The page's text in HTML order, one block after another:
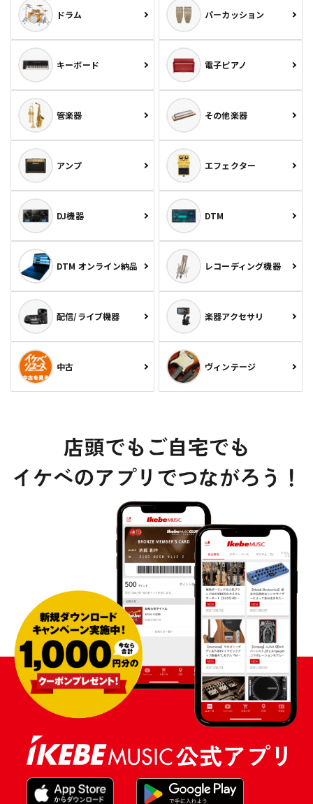
ドラム パーカッション
キーボード 電子ピアノ
管楽器 その他楽器
アンプ エフェクター
DJ機器 DTM
DTM オンライン納品 レコーディング機器
配信/ライブ機器 楽器アクセサリ
中古 ヴィンテージ